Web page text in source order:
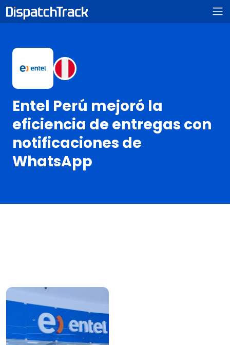
Entel Perú mejoró la
eficiencia de entregas con
notificaciones de
WhatsApp